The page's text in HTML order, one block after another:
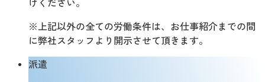
けください。
※上記以外の全ての労働条件は、お仕事紹介までの間
に弊社スタッフより開示させて頂きます。
派遣